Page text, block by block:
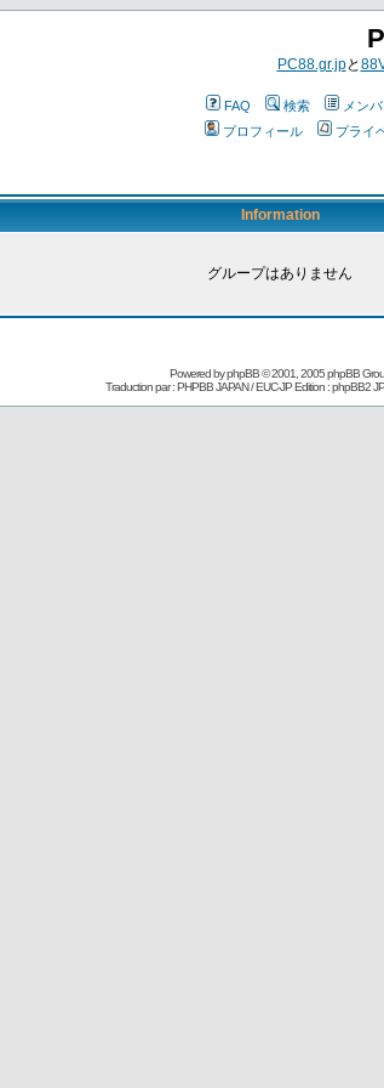
PC88.gr.jpと
FAQ 検索 メン
プロフィール
プライ
Information
グループはありません
Powered byphpBB© 2001, 2005 phpBB
Traduction par : PHPBB JAPAN / EUC-JP Edition :phpBB2